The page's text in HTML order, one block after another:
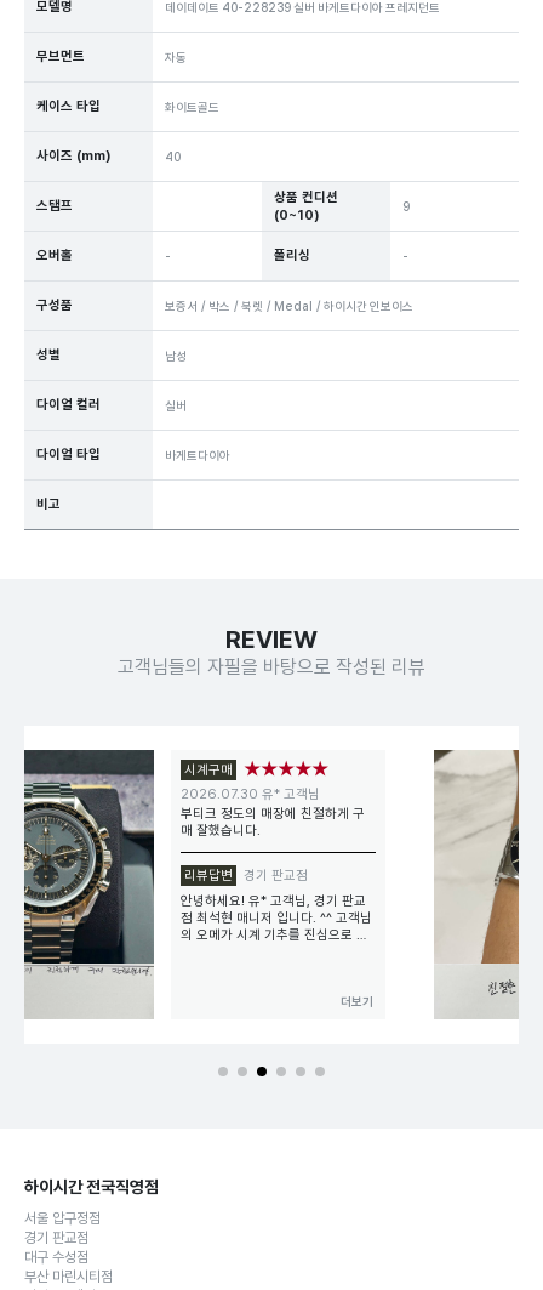
모델명 데이데이트 40-228239 실버 바게트다이아 프레지던트
무브먼트 자동
케이스 타입 화이트골드
사이즈 (mm) 40
스탬프
상품 컨디션
(0~10)
9
오버홀 - 폴리싱 -
구성품 보증서 / 박스 / 북렛 / Medal / 하이시간 인보이스
성별 남성
다이얼 컬러 실버
다이얼 타입 바게트다이아
비고
REVIEW
고객님들의 자필을 바탕으로 작성된 리뷰
시계구매 ★★★★★
2026.07.30 김*일 고객님
친절한 설명 감사합니다.
리뷰답변
경기 판교점
안녕하세요! 김*일 고객님, 경기 판
교점 최석현 매니저 입니다. ^^ 고객
님의 튜더 시계 기추를 진심으로 축
하드립니다. 저도 고객님께 멋진 시
하이시간 경기 판교점 많은 관심과
방문 부탁드립니다. 멋진 시계와 함
하이시간 전국직영점
서울 압구정점
경기 판교점
대구 수성점
부산 마린시티점